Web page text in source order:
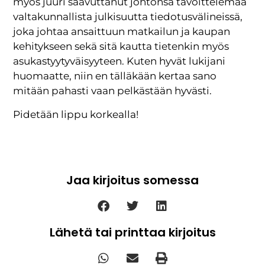
valtakunnallista julkisuutta tiedotusvälineissä,
joka johtaa ansaittuun matkailun ja kaupan
kehitykseen sekä sitä kautta tietenkin myös
asukastyytyväisyyteen. Kuten hyvät lukijani
huomaatte, niin en tälläkään kertaa sano
mitään pahasti vaan pelkästään hyvästi.
Pidetään lippu korkealla!
Jaa kirjoitus somessa
Lähetä tai printtaa kirjoitus